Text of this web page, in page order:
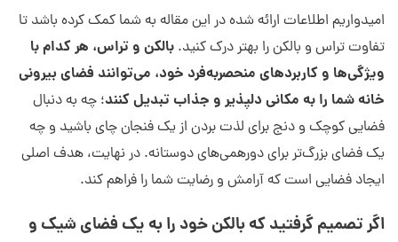
امیدواریم اطلاعات ارائه شده در این مقاله به شما کمک کرده باشد تا
تفاوت تراس و بالکن را بهتر درک کنید. بالکن و تراس، هر کدام با
ویژگی‌ها و کاربردهای منحصربه‌فرد خود، می‌توانند فضای بیرونی
خانه شما را به مکانی دلپذیر و جذاب تبدیل کنند؛ چه به دنبال
فضایی کوچک و دنج برای لذت بردن از یک فنجان چای باشید و چه
یک فضای بزرگ‌تر برای دورهمی‌های دوستانه. در نهایت، هدف اصلی
ایجاد فضایی است که آرامش و رضایت شما را فراهم کند.
اگر تصمیم گرفتید که بالکن خود را به یک فضای شیک و